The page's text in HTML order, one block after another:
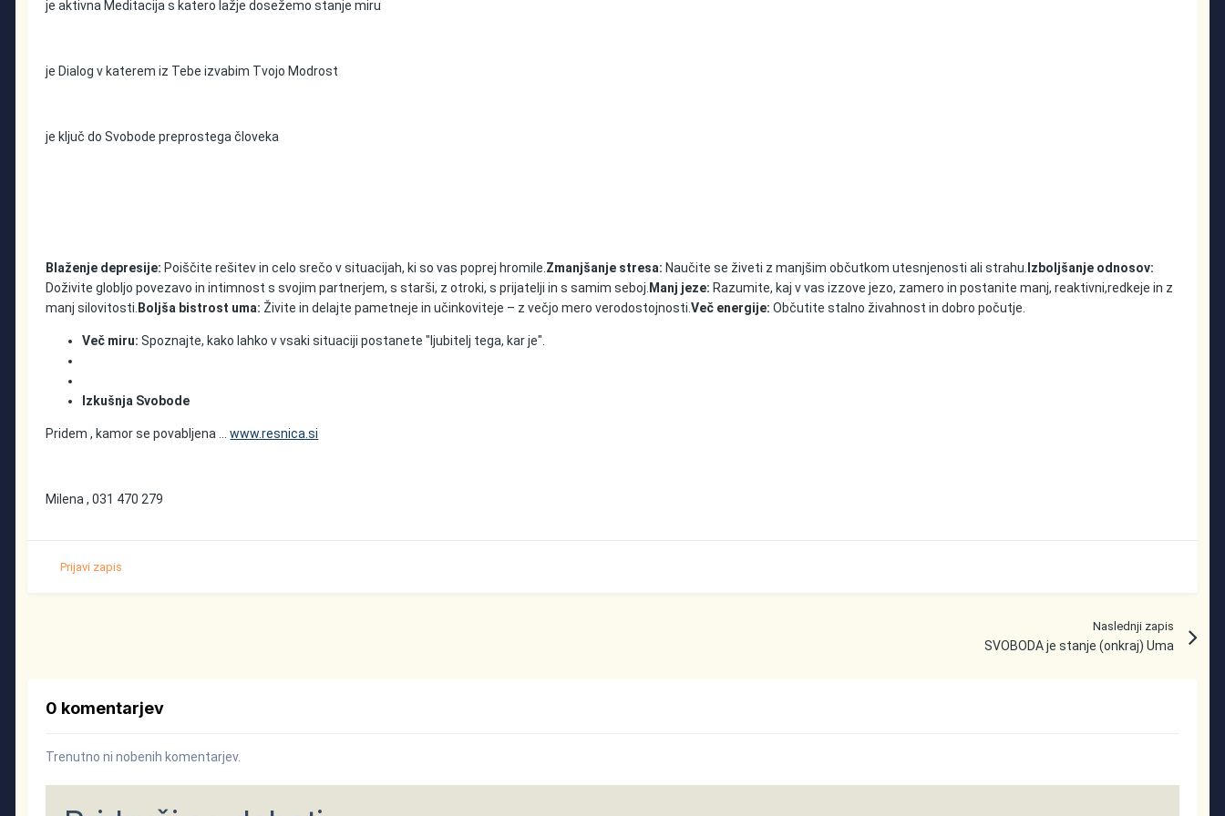
je aktivna Meditacija s katero lažje dosežemo stanje miru
je Dialog v katerem iz Tebe izvabim Tvojo Modrost
je ključ do Svobode preprostega človeka
Blaženje depresije: Poiščite rešitev in celo srečo v situacijah, ki so vas poprej hromile. Zmanjšanje stresa: Naučite se živeti z manjšim občutkom utesnjenosti ali strahu. Izboljšanje odnosov:
Doživite globljo povezavo in intimnost s svojim partnerjem, s starši, z otroki, s prijatelji in s samim seboj. Manj jeze: Razumite, kaj v vas izzove jezo, zamero in postanite manj, reaktivni,redkeje in z
manj silovitosti. Boljša bistrost uma: Živite in delajte pametneje in učinkoviteje – z večjo mero verodostojnosti.Več energije:Občutite stalno živahnost in dobro počutje.
Več miru: Spoznajte, kako lahko v vsaki situaciji postanete "ljubitelj tega, kar je".
Izkušnja Svobode
Pridem , kamor se povabljena ...www.resnica.si
Milena , 031 470 279
Prijavi zapis
Naslednji zapis
SVOBODA je stanje (onkraj) Uma
0 komentarjev
Trenutno ni nobenih komentarjev.